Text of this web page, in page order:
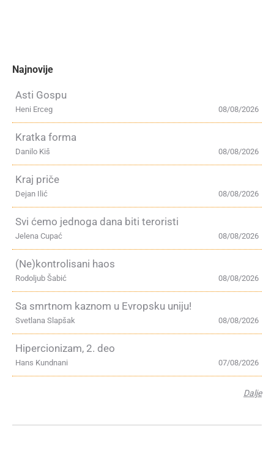
Najnovije
Asti Gospu
08/08/2026
Heni Erceg
Kratka forma
08/08/2026
Danilo Kiš
Kraj priče
08/08/2026
Dejan Ilić
Svi ćemo jednoga dana biti teroristi
08/08/2026
Jelena Cupać
(Ne)kontrolisani haos
08/08/2026
Rodoljub Šabić
Sa smrtnom kaznom u Evropsku uniju!
08/08/2026
Svetlana Slapšak
Hipercionizam, 2. deo
07/08/2026
Hans Kundnani
Dalje